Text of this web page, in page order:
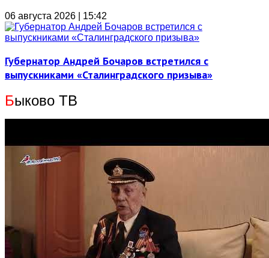
06 августа 2026 | 15:42
Губернатор Андрей Бочаров встретился с
выпускниками «Сталинградского призыва»
Быково ТВ